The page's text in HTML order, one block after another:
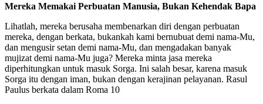
Mereka Memakai Perbuatan Manusia, Bukan Kehendak Bapa
Lihatlah, mereka berusaha membenarkan diri dengan perbuatan
mereka, dengan berkata, bukankah kami bernubuat demi nama-Mu,
dan mengusir setan demi nama-Mu, dan mengadakan banyak
mujizat demi nama-Mu juga? Mereka minta jasa mereka
diperhitungkan untuk masuk Sorga. Ini salah besar, karena masuk
Sorga itu dengan iman, bukan dengan kerajinan pelayanan. Rasul
Paulus berkata dalam Roma 10